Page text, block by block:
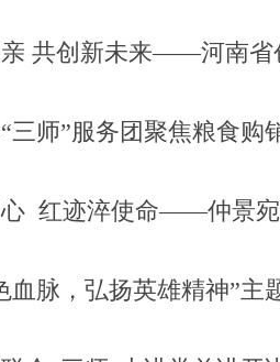
共创新未来——河南省
三师”服务团聚焦粮食购
红迹淬使命——仲景宛
血脉，弘扬英雄精神”